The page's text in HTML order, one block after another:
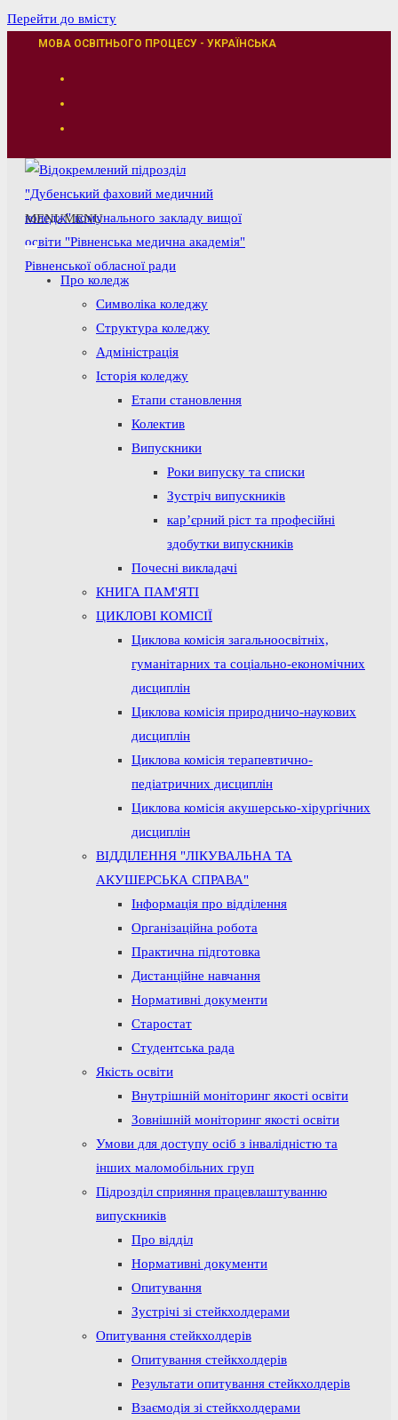
Перейти до вмісту
МОВА ОСВІТНЬОГО ПРОЦЕСУ - УКРАЇНСЬКА
MENUMENU
Про коледж
Символіка коледжу
Структура коледжу
Адміністрація
Історія коледжу
Етапи становлення
Колектив
Випускники
Роки випуску та списки
Зустріч випускників
кар’єрний ріст та професійні
здобутки випускників
Почесні викладачі
КНИГА ПАМ'ЯТІ
ЦИКЛОВІ КОМІСІЇ
Циклова комісія загальноосвітніх,
гуманітарних та соціально-економічних
дисциплін
Циклова комісія природничо-наукових
дисциплін
Циклова комісія терапевтично-
педіатричних дисциплін
Циклова комісія акушерсько-хірургічних
дисциплін
ВІДДІЛЕННЯ "ЛІКУВАЛЬНА ТА
АКУШЕРСЬКА СПРАВА"
Інформація про відділення
Організаційна робота
Практична підготовка
Дистанційне навчання
Нормативні документи
Старостат
Студентська рада
Якість освіти
Внутрішній моніторинг якості освіти
Зовнішній моніторинг якості освіти
Умови для доступу осіб з інвалідністю та
інших маломобільних груп
Підрозділ сприяння працевлаштуванню
випускників
Про відділ
Нормативні документи
Опитування
Зустрічі зі стейкхолдерами
Опитування стейкхолдерів
Опитування стейкхолдерів
Результати опитування стейкхолдерів
Взаємодія зі стейкхолдерами